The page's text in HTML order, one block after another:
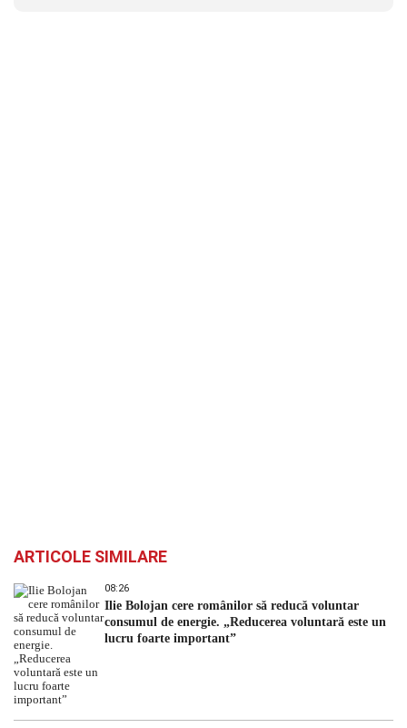
ARTICOLE SIMILARE
08:26
Ilie Bolojan cere românilor să reducă voluntar
consumul de energie. „Reducerea voluntară este un
lucru foarte important”